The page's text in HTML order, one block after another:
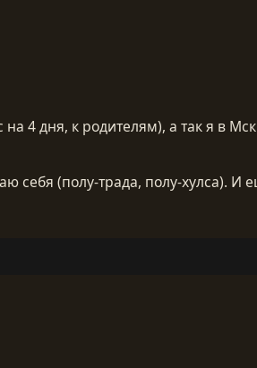
на 4 дня, к родителям), а так я в
себя (полу-трада, полу-хулса). И